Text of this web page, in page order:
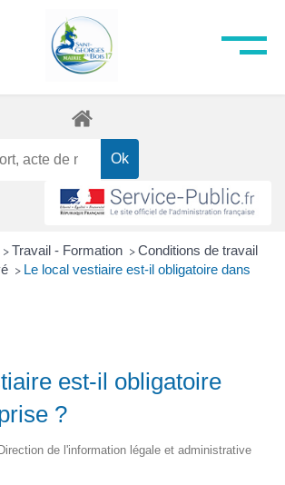
> Travail - Formation > Conditions de travail
> Le local vestiaire est-il obligatoire dans
est-il obligatoire
?
de l'information légale et administrative